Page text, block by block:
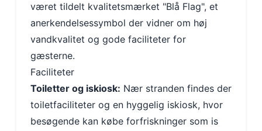
været tildelt kvalitetsmærket "Blå Flag", et
anerkendelsessymbol der vidner om høj
vandkvalitet og gode faciliteter for
gæsterne.
Faciliteter
Toiletter og iskiosk: Nær stranden findes der
toiletfaciliteter og en hyggelig iskiosk, hvor
besøgende kan købe forfriskninger som is